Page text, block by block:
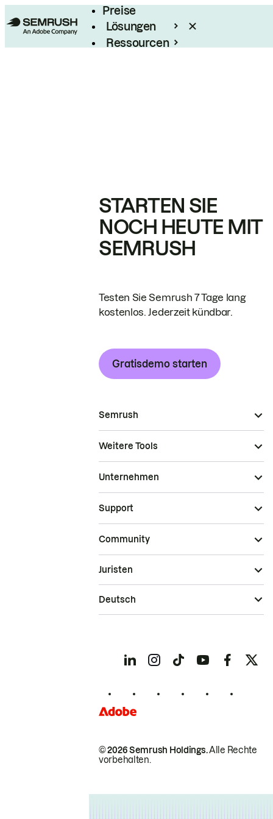
Preise
Lösungen
Ressourcen
STARTEN SIE
NOCH HEUTE MIT
SEMRUSH
Testen Sie Semrush 7 Tage lang
kostenlos. Jederzeit kündbar.
Gratisdemo starten
Semrush
Weitere Tools
Unternehmen
Support
Community
© 2026 Semrush Holdings.Alle Rechte
vorbehalten.
Juristen
Deutsch